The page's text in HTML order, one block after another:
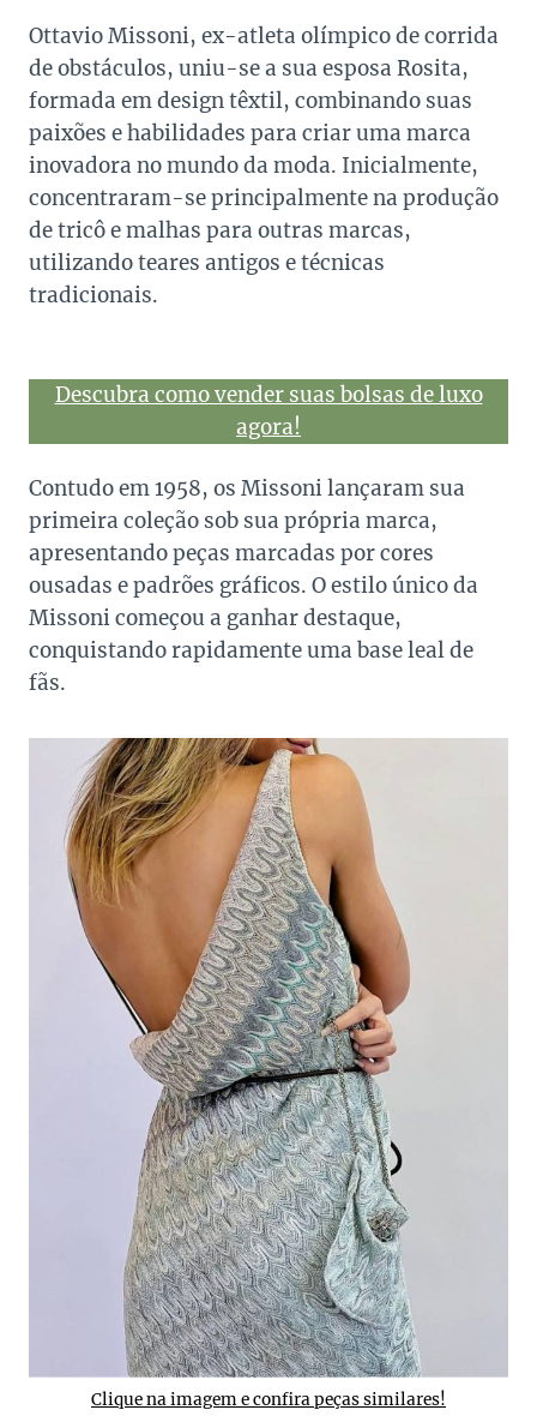
Ottavio Missoni, ex-atleta olímpico de corrida
de obstáculos, uniu-se a sua esposa Rosita,
formada em design têxtil, combinando suas
paixões e habilidades para criar uma marca
inovadora no mundo da moda. Inicialmente,
concentraram-se principalmente na produção
de tricô e malhas para outras marcas,
utilizando teares antigos e técnicas
tradicionais.
Descubra como vender suas bolsas de luxo
agora!
Contudo em 1958, os Missoni lançaram sua
primeira coleção sob sua própria marca,
apresentando peças marcadas por cores
ousadas e padrões gráficos. O estilo único da
Missoni começou a ganhar destaque,
conquistando rapidamente uma base leal de
fãs.
Clique na imagem e confira peças similares!